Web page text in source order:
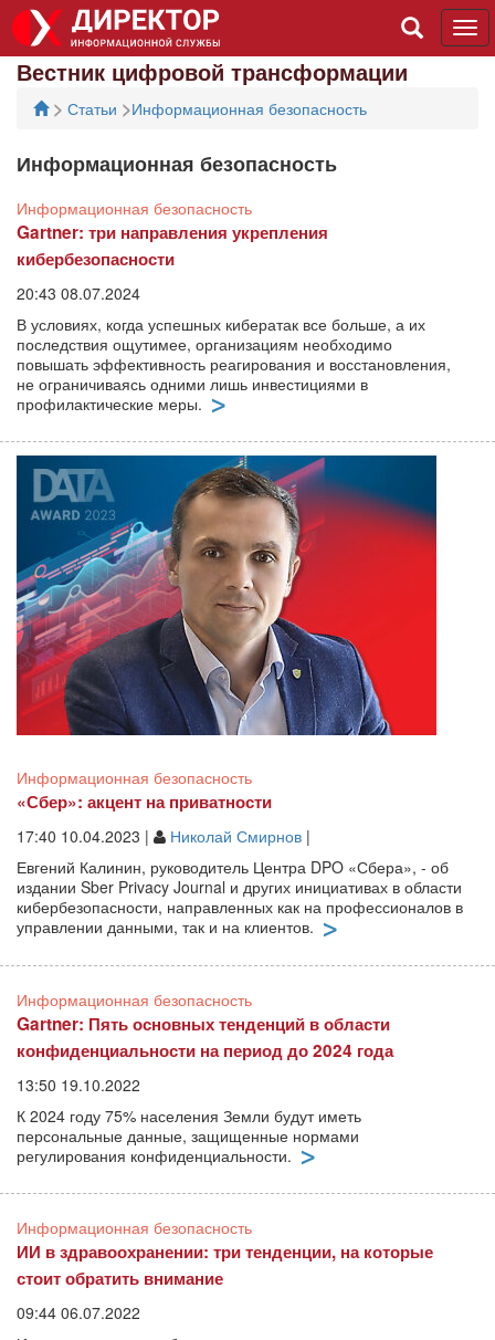
Вестник цифровой трансформации
> Статьи >Информационная безопасность
Информационная безопасность
Информационная безопасность
Gartner: три направления укрепления
кибербезопасности
20:43 08.07.2024
В условиях, когда успешных кибератак все больше, а их
последствия ощутимее, организациям необходимо
повышать эффективность реагирования и восстановления,
не ограничиваясь одними лишь инвестициями в
профилактические меры.
Информационная безопасность
«Сбер»: акцент на приватности
17:40 10.04.2023 | Николай Смирнов |
Евгений Калинин, руководитель Центра DPO «Сбера», - об
издании Sber Privacy Journal и других инициативах в области
кибербезопасности, направленных как на профессионалов в
управлении данными, так и на клиентов.
Информационная безопасность
Gartner: Пять основных тенденций в области
конфиденциальности на период до 2024 года
13:50 19.10.2022
К 2024 году 75% населения Земли будут иметь
персональные данные, защищенные нормами
регулирования конфиденциальности.
Информационная безопасность
ИИ в здравоохранении: три тенденции, на которые
стоит обратить внимание
09:44 06.07.2022